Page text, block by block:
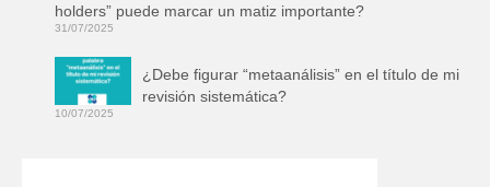
holders” puede marcar un matiz importante?
31/07/2025
¿Debe figurar “metaanálisis” en el título de mi
revisión sistemática?
10/07/2025